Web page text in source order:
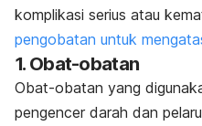
komplikasi serius atau
pengobatan untuk
1. Obat-obatan
Obat-obatan yang
pengencer darah dan